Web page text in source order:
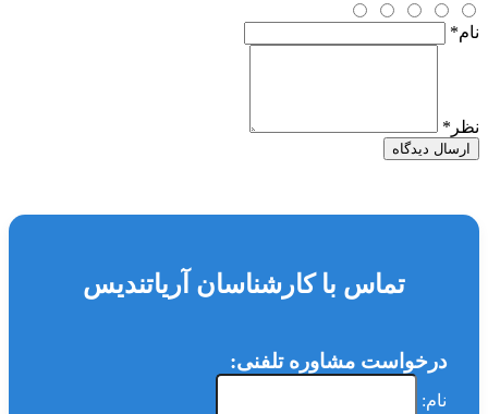
نام*
نظر *
ارسال دیدگاه
تماس با کارشناسان آریاتندیس
درخواست مشاوره تلفنی:
نام: